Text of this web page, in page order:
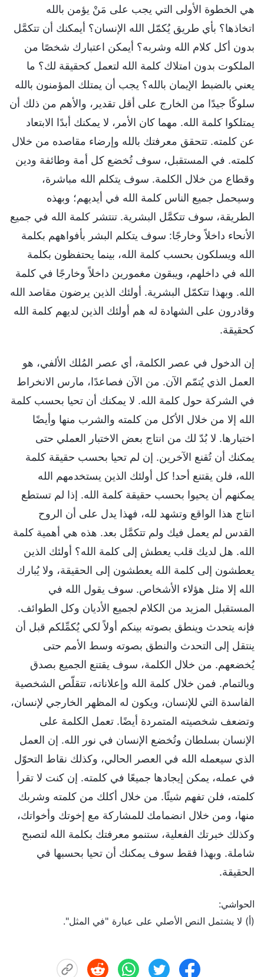
هي الخطوة الأولى التي يجب على مَنْ يؤمن بالله
اتخاذها؟ بأي طريق يُكمّل الله الإنسان؟ أيمكنك أن تتكمَّل
بدون أكل كلام الله وشربه؟ أيمكن اعتبارك شخصًا من
الملكوت بدون امتلاك كلمة الله لتعمل كحقيقة لك؟ ما
يعني بالضبط الإيمان بالله؟ يجب أن يمتلك المؤمنون بالله
سلوكًا جيدًا من الخارج على أقل تقدير، والأهم من ذلك أن
يمتلكوا كلمة الله. مهما كان الأمر، لا يمكنك أبدًا الابتعاد
عن كلمته. تتحقق معرفتك بالله وإرضاء مقاصده من خلال
كلمته. في المستقبل، سوف تُخضع كل أمة وطائفة ودين
وقطاع من خلال الكلمة. سوف يتكلم الله مباشرة،
وسيحمل جميع الناس كلمة الله في أيديهم؛ وبهذه
الطريقة، سوف تتكمَّل البشرية. تنتشر كلمة الله في جميع
الأنحاء داخلاً وخارجًا: سوف يتكلم البشر بأفواههم بكلمة
الله ويسلكون بحسب كلمة الله، بينما يحتفظون بكلمة
الله في داخلهم، ويبقون مغمورين داخلاً وخارجًا في كلمة
الله. وبهذا تتكمّل البشرية. أولئك الذين يرضون مقاصد الله
وقادرون على الشهادة له هم أولئك الذين لديهم كلمة الله
كحقيقة.
إن الدخول في عصر الكلمة، أي عصر المُلك الألفي، هو
العمل الذي يُتمّم الآن. من الآن فصاعدًا، مارس الانخراط
في الشركة حول كلمة الله. لا يمكنك أن تحيا بحسب كلمة
الله إلا من خلال الأكل من كلمته والشرب منها وأيضًا
اختبارها. لا بُدّ لك من انتاج بعض الاختبار العملي حتى
يمكنك أن تُقنع الآخرين. إن لم تحيا بحسب حقيقة كلمة
الله، فلن يقتنع أحد! كل أولئك الذين يستخدمهم الله
يمكنهم أن يحيوا بحسب حقيقة كلمة الله. إذا لم تستطع
انتاج هذا الواقع وتشهد لله، فهذا يدل على أن الروح
القدس لم يعمل فيك ولم تتكمَّل بعد. هذه هي أهمية كلمة
الله. هل لديك قلب يعطش إلى كلمة الله؟ أولئك الذين
يعطشون إلى كلمة الله يعطشون إلى الحقيقة، ولا يُبارك
الله إلا مثل هؤلاء الأشخاص. سوف يقول الله في
المستقبل المزيد من الكلام لجميع الأديان وكل الطوائف.
فإنه يتحدث وينطق بصوته بينكم أولاً لكي يُكمِّلكم قبل أن
ينتقل إلى التحدث والنطق بصوته وسط الأمم حتى
يُخضعهم. من خلال الكلمة، سوف يقتنع الجميع بصدق
وبالتمام. فمن خلال كلمة الله وإعلاناته، تتقلّص الشخصية
الفاسدة التي للإنسان، ويكون له المظهر الخارجي لإنسان،
وتضعف شخصيته المتمردة أيضًا. تعمل الكلمة على
الإنسان بسلطان وتُخضع الإنسان في نور الله. إن العمل
الذي سيعمله الله في العصر الحالي، وكذلك نقاط التحوّل
في عمله، يمكن إيجادها جميعًا في كلمته. إن كنت لا تقرأ
كلمته، فلن تفهم شيئًا. من خلال أكلك من كلمته وشربك
منها، ومن خلال انضمامك للمشاركة مع إخوتك وأخواتك،
وكذلك خبرتك الفعلية، ستنمو معرفتك بكلمة الله لتصبح
شاملة. وبهذا فقط سوف يمكنك أن تحيا بحسبها في
الحقيقة.
الحواشي:
(أ) لا يشتمل النص الأصلي على عبارة "في المثل".